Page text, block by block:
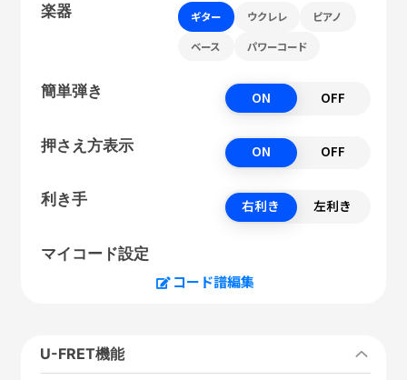
楽器 ギター ウクレレ ピアノ
ベース パワーコード
簡単弾き ON OFF
押さえ方表示 ON OFF
利き手 右利き 左利き
マイコード設定
コード譜編集
U-FRET機能